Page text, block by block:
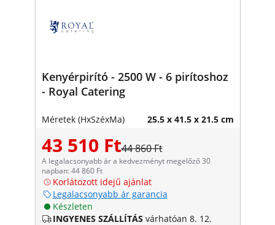
Kenyérpirító - 2500 W - 6 pirítoshoz
- Royal Catering
Méretek (HxSzéxMa) 25.5 x 41.5 x 21.5 cm
43 510 Ft44 860 Ft
A legalacsonyabb ár a kedvezményt megelőző 30
napban: 44 860 Ft
Korlátozott idejű ajánlat
Legalacsonyabb ár garancia
Készleten
INGYENES SZÁLLÍTÁS várhatóan 8. 12.